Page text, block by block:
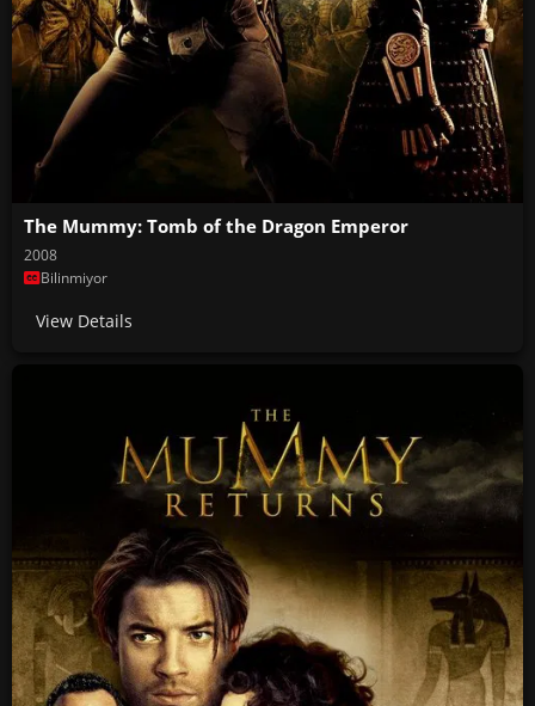
The Mummy: Tomb of the Dragon Emperor
2008
Bilinmiyor
View Details